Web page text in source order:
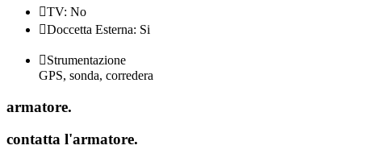
TV: No
Doccetta Esterna: Si
Strumentazione
GPS, sonda, corredera
armatore.
contatta l'armatore.